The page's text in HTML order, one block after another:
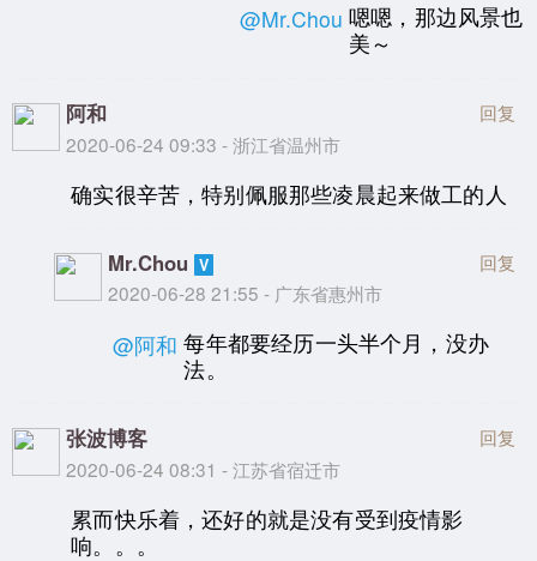
@Mr.Chou 嗯嗯，那边风景也
美～
阿和
2020-06-24 09:33 - 浙江省温州市
回复
确实很辛苦，特别佩服那些凌晨起来做工的人
Mr.Chou
2020-06-28 21:55 - 广东省惠州市
回复
@阿和 每年都要经历一头半个月，没办
法。
张波博客
2020-06-24 08:31 - 江苏省宿迁市
回复
累而快乐着，还好的就是没有受到疫情影
响。。。